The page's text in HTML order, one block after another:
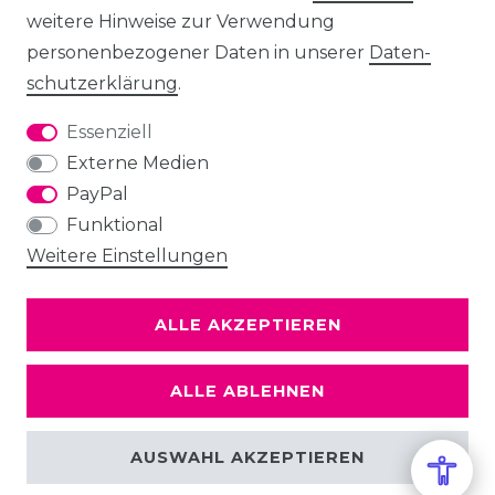
weitere Hinweise zur Verwendung
personenbezogener Daten in unserer Daten­
schutz­erklärung.
Essenziell
Externe Medien
PayPal
Funktional
Weitere Einstellungen
ALLE AKZEPTIEREN
ALLE ABLEHNEN
AUSWAHL AKZEPTIEREN